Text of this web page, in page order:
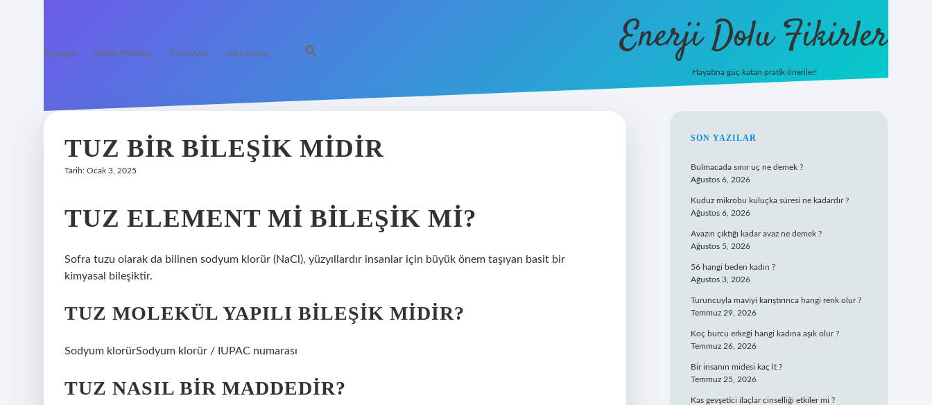
Anasayfa Gizlilik Politikası Yasal Uyarı Hakkımızda Enerji Dolu Fikirler
Hayatına güç katan pratik öneriler!
TUZ BIR BILEŞIK MIDIR
Tarih: Ocak 3, 2025
TUZ ELEMENT MI BILEŞIK MI?
Sofra tuzu olarak da bilinen sodyum klorür (NaCl), yüzyıllardır insanlar için büyük önem taşıyan basit bir
kimyasal bileşiktir.
TUZ MOLEKÜL YAPILI BILEŞIK MIDIR?
Sodyum klorürSodyum klorür / IUPAC numarası
TUZ NASIL BIR MADDEDIR?
SIDEBAR
SON YAZILAR
Bulmacada sınır uç ne demek ?
Ağustos 6, 2026
Kuduz mikrobu kuluçka süresi ne kadardır ?
Ağustos 6, 2026
Avazın çıktığı kadar avaz ne demek ?
Ağustos 5, 2026
56 hangi beden kadın ?
Ağustos 3, 2026
Turuncuyla maviyi karıştırınca hangi renk olur ?
Temmuz 29, 2026
Koç burcu erkeği hangi kadına aşık olur ?
Temmuz 26, 2026
Bir insanın midesi kaç lt ?
Temmuz 25, 2026
Kas gevşetici ilaçlar cinselliği etkiler mi ?